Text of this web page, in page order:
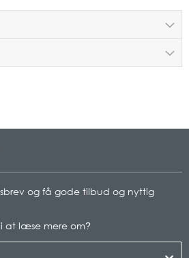
og få gode tilbud og nyttig
i at læse mere om?